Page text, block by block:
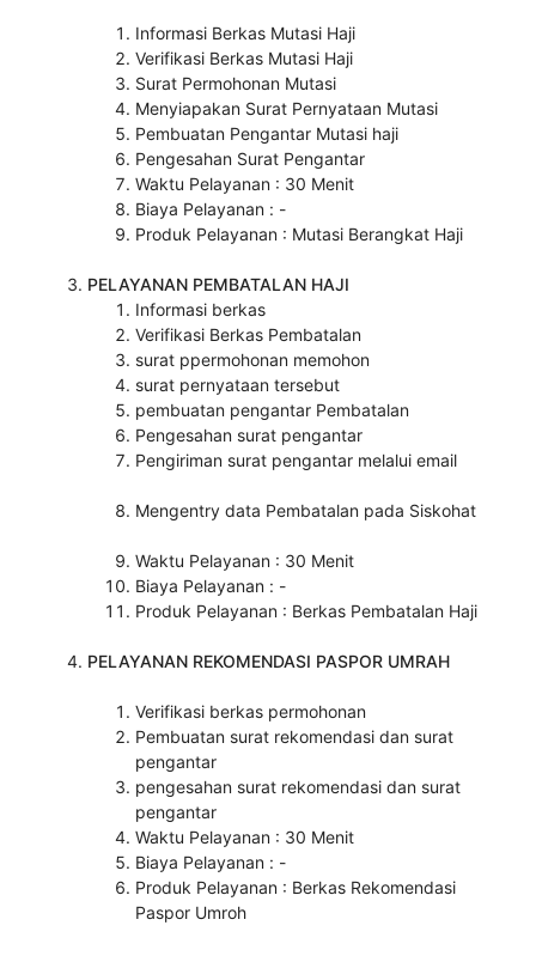
Informasi Berkas Mutasi Haji
Verifikasi Berkas Mutasi Haji
Surat Permohonan Mutasi
Menyiapakan Surat Pernyataan Mutasi
Pembuatan Pengantar Mutasi haji
Pengesahan Surat Pengantar
Waktu Pelayanan : 30 Menit
Biaya Pelayanan : -
Produk Pelayanan : Mutasi Berangkat Haji
PELAYANAN PEMBATALAN HAJI
Informasi berkas
Verifikasi Berkas Pembatalan
surat ppermohonan memohon
surat pernyataan tersebut
pembuatan pengantar Pembatalan
Pengesahan surat pengantar
Pengiriman surat pengantar melalui email
Mengentry data Pembatalan pada Siskohat
Waktu Pelayanan : 30 Menit
Biaya Pelayanan : -
Produk Pelayanan : Berkas Pembatalan Haji
PELAYANAN REKOMENDASI PASPOR UMRAH
Verifikasi berkas permohonan
Pembuatan surat rekomendasi dan surat
pengantar
pengesahan surat rekomendasi dan surat
pengantar
Waktu Pelayanan : 30 Menit
Biaya Pelayanan : -
Produk Pelayanan : Berkas Rekomendasi
Paspor Umroh